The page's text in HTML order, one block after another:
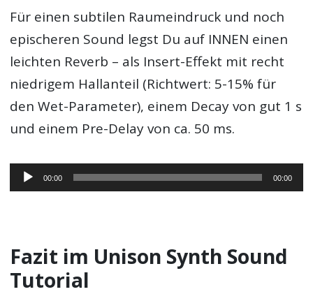
Für einen subtilen Raumeindruck und noch
epischeren Sound legst Du auf INNEN einen
leichten Reverb – als Insert-Effekt mit recht
niedrigem Hallanteil (Richtwert: 5-15% für
den Wet-Parameter), einem Decay von gut 1 s
und einem Pre-Delay von ca. 50 ms.
Audio-
Player
00:00 00:00
Fazit im Unison Synth Sound
Tutorial